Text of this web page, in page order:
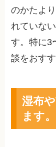
のかたよ
れていな
す。特に3
談をおす
湿布
ます